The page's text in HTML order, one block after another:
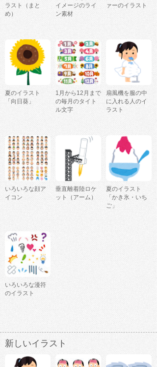
ラスト（まと
め）
イメージのライ
ン素材
ァーのイラスト
夏のイラスト
「向日葵」
1月から12月まで
の毎月のタイト
ル文字
扇風機を服の中
に入れる人のイ
ラスト
いろいろな顔ア
イコン
垂直離着陸ロケ
ット（アーム）
夏のイラスト
「かき氷・いち
ご」
いろいろな漫符
のイラスト
新しいイラスト